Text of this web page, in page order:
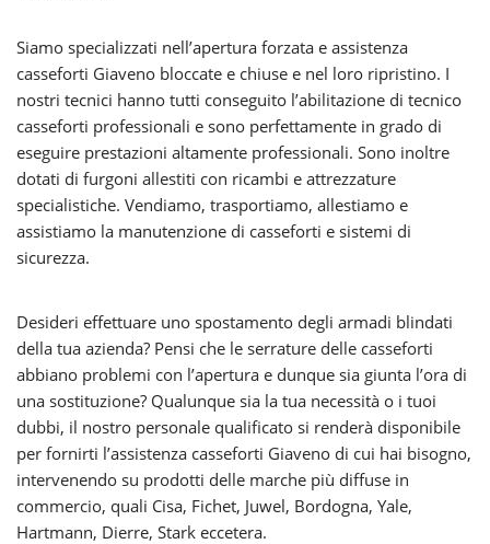
Siamo specializzati nell’apertura forzata e assistenza
casseforti Giaveno bloccate e chiuse e nel loro ripristino. I
nostri tecnici hanno tutti conseguito l’abilitazione di tecnico
casseforti professionali e sono perfettamente in grado di
eseguire prestazioni altamente professionali. Sono inoltre
dotati di furgoni allestiti con ricambi e attrezzature
specialistiche. Vendiamo, trasportiamo, allestiamo e
assistiamo la manutenzione di casseforti e sistemi di
sicurezza.
Desideri effettuare uno spostamento degli armadi blindati
della tua azienda? Pensi che le serrature delle casseforti
abbiano problemi con l’apertura e dunque sia giunta l’ora di
una sostituzione? Qualunque sia la tua necessità o i tuoi
dubbi, il nostro personale qualificato si renderà disponibile
per fornirti l’assistenza casseforti Giaveno di cui hai bisogno,
intervenendo su prodotti delle marche più diffuse in
commercio, quali Cisa, Fichet, Juwel, Bordogna, Yale,
Hartmann, Dierre, Stark eccetera.